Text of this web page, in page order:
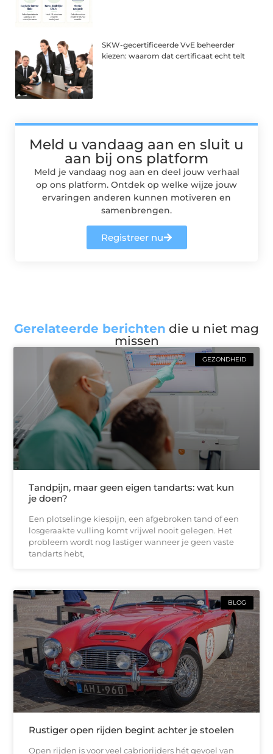
SKW-gecertificeerde VvE beheerder
kiezen: waarom dat certificaat echt telt
Meld u vandaag aan en sluit u
aan bij ons platform
Meld je vandaag nog aan en deel jouw verhaal
op ons platform. Ontdek op welke wijze jouw
ervaringen anderen kunnen motiveren en
samenbrengen.
Registreer nu
Gerelateerde berichten die u niet mag
missen
GEZONDHEID
Tandpijn, maar geen eigen tandarts: wat kun
je doen?
Een plotselinge kiespijn, een afgebroken tand of een
losgeraakte vulling komt vrijwel nooit gelegen. Het
probleem wordt nog lastiger wanneer je geen vaste
tandarts hebt,
BLOG
Rustiger open rijden begint achter je stoelen
Open rijden is voor veel cabriorijders hét gevoel van